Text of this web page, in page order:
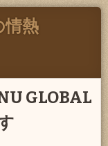
情熱
GLOBAL